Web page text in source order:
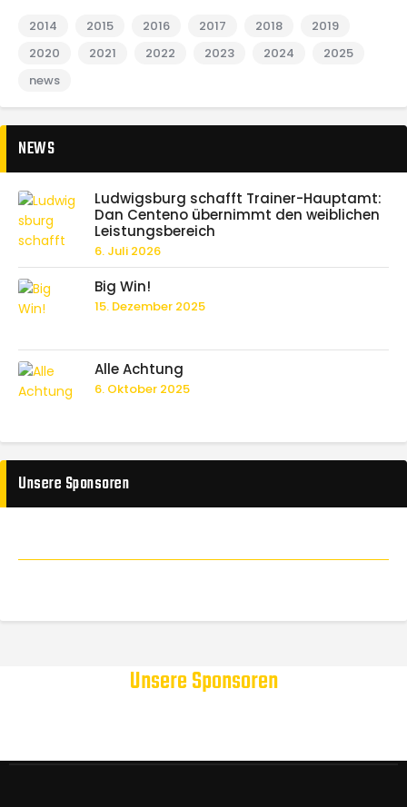
2014 2015 2016 2017 2018
2019
2020
2021 2022 2023 2024
2025
news
NEWS
Ludwigsburg schafft Trainer-Hauptamt:
Dan Centeno übernimmt den weiblichen
Leistungsbereich
6. Juli 2026
Big Win!
15. Dezember 2025
Alle Achtung
6. Oktober 2025
Unsere Sponsoren
Unsere Sponsoren